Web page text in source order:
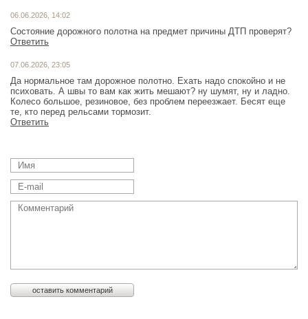
06.06.2026, 14:02
Состояние дорожного полотна на предмет причины ДТП проверят?
Ответить
07.06.2026, 23:05
Да нормальное там дорожное полотно. Ехать надо спокойно и не
психовать. А швы то вам как жить мешают? ну шумят, ну и ладно.
Колесо большое, резиновое, без проблем переезжает. Бесят еще
те, кто перед рельсами тормозит.
Ответить